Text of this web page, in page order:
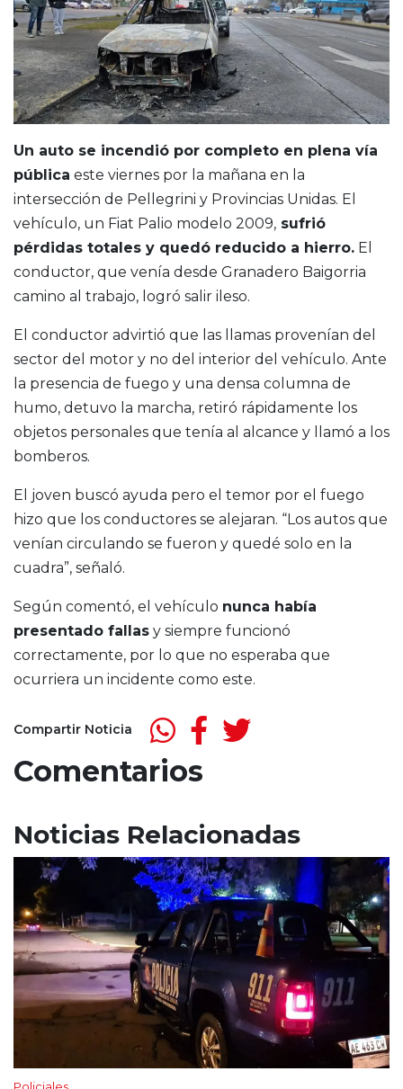
Un auto se incendió por completo en plena vía
pública este viernes por la mañana en la
intersección de Pellegrini y Provincias Unidas. El
vehículo, un Fiat Palio modelo 2009, sufrió
pérdidas totales y quedó reducido a hierro. El
conductor, que venía desde Granadero Baigorria
camino al trabajo, logró salir ileso.
El conductor advirtió que las llamas provenían del
sector del motor y no del interior del vehículo. Ante
la presencia de fuego y una densa columna de
humo, detuvo la marcha, retiró rápidamente los
objetos personales que tenía al alcance y llamó a los
bomberos.
El joven buscó ayuda pero el temor por el fuego
hizo que los conductores se alejaran. “Los autos que
venían circulando se fueron y quedé solo en la
cuadra”, señaló.
Según comentó, el vehículo nunca había
presentado fallas y siempre funcionó
correctamente, por lo que no esperaba que
ocurriera un incidente como este.
Compartir Noticia
Comentarios
Noticias Relacionadas
Policiales